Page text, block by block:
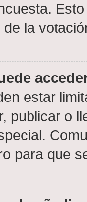
la
estar
publicar o
para que